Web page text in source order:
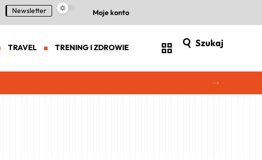
Newsletter Moje konto
TRAVEL TRENING I ZDROWIE Szukaj